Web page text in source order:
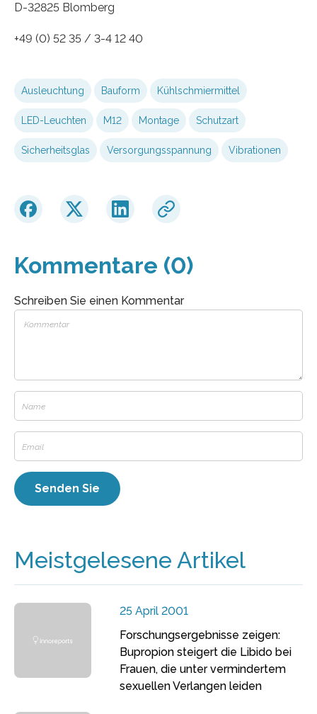
D-32825 Blomberg
+49 (0) 52 35 / 3-4 12 40
Ausleuchtung Bauform Kühlschmiermittel
LED-Leuchten M12 Montage Schutzart
Sicherheitsglas Versorgungsspannung Vibrationen
Kommentare (0)
Schreiben Sie einen Kommentar
Meistgelesene Artikel
25 April 2001
Forschungsergebnisse zeigen:
Bupropion steigert die Libido bei
Frauen, die unter vermindertem
sexuellen Verlangen leiden